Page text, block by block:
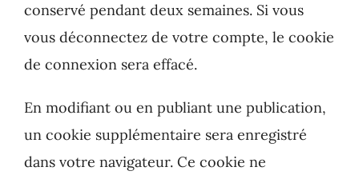
conservé pendant deux semaines. Si vous
vous déconnectez de votre compte, le cookie
de connexion sera effacé.
En modifiant ou en publiant une publication,
un cookie supplémentaire sera enregistré
dans votre navigateur. Ce cookie ne